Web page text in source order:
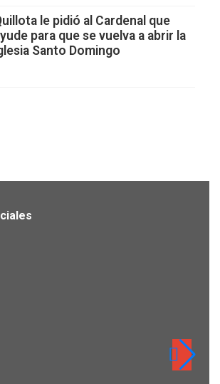
le pidió al Cardenal que
para que se vuelva a abrir la
Santo Domingo